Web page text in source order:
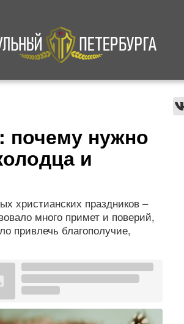
Происшествия
почему нужно
и
христианских праздников –
много примет и поверий,
привлечь благополучие,